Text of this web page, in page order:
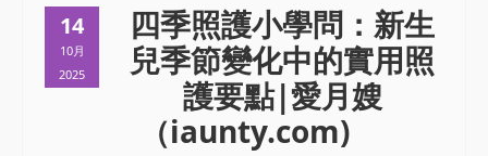
14
10月
2025
四季照護小學問：新生
兒季節變化中的實用照
護要點|愛月嫂
（iaunty.com)